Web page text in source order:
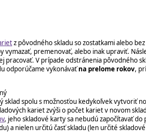
z pôvodného skladu so zostatkami alebo
premenovať, alebo inak upraviť.
pracovať. V prípade odstránenia
odporúčame vykonávaťna prelome rokov,
spolu s možnosťou kedykoľvek vytvoriť
kariet zvýši o počet kariet v novom
, jeho skladové karty sa nebudú započítavať
a nielen určitú časť skladu (len určité